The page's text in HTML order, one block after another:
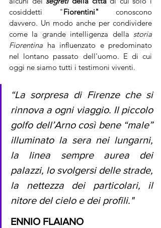
cosiddetti "Fiorentini" conoscono
davvero. Un modo anche per condividere
come la grande intelligenza della storia
Fiorentina ha influenzato e predominato
nel lontano passato dell'uomo. E di cui
oggi ne siamo tutti i testimoni viventi.
“La sorpresa di Firenze che si
rinnova a ogni viaggio. Il piccolo
golfo dell’Arno così bene “male”
illuminato la sera nei lungarni,
la linea sempre aurea dei
palazzi, lo svolgersi delle strade,
la nettezza dei particolari, il
nitore del cielo e dei profili."
ENNIO FLAIANO